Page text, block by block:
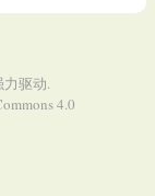
力驱动.
4.0